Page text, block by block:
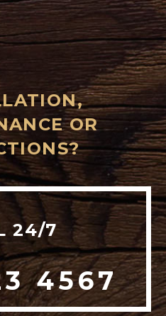
OR
24/7
4567